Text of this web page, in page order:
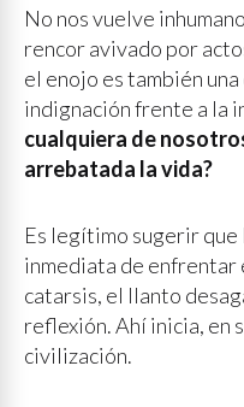
No nos vuelve
rencor avivado por
el enojo es también
indignación frente a la
cualquiera de
arrebatada la vida?
Es legítimo sugerir que
inmediata de enfrentar
catarsis, el llanto
reflexión. Ahí inicia, en
civilización.